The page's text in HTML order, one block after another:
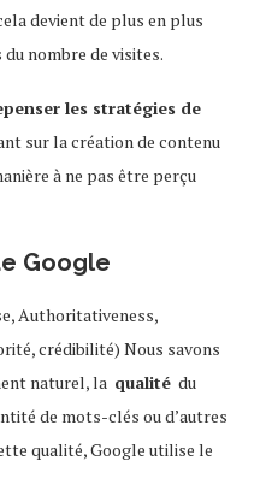
devient de plus en plus
nombre de visites.
les stratégies de
sur la création de contenu
à ne pas être perçu
Google
Authoritativeness,
crédibilité) Nous savons
naturel, la qualité du
de mots-clés ou d’autres
qualité, Google utilise le